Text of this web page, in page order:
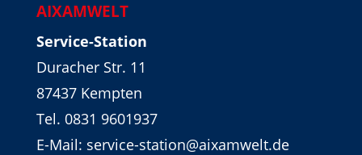
AIXAMWELT
Service-Station
Duracher Str. 11
87437 Kempten
Tel. 0831 9601937
E-Mail: service-station@aixamwelt.de